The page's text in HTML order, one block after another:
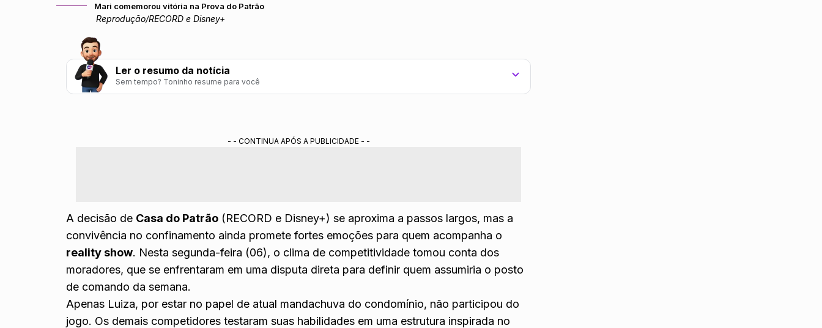
Mari comemorou vitória na Prova do Patrão
Reprodução/RECORD e Disney+
Ler o resumo da notícia
Sem tempo? Toninho resume para você
- - CONTINUA APÓS A PUBLICIDADE - -
A decisão de Casa do Patrão (RECORD e Disney+) se aproxima a passos largos, mas a
convivência no confinamento ainda promete fortes emoções para quem acompanha o
reality show. Nesta segunda-feira (06), o clima de competitividade tomou conta dos
moradores, que se enfrentaram em uma disputa direta para definir quem assumiria o posto
de comando da semana.
Apenas Luiza, por estar no papel de atual mandachuva do condomínio, não participou do
jogo. Os demais competidores testaram suas habilidades em uma estrutura inspirada no